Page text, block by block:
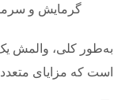
گرمایش و
به‌طور کلی، والمش
است که مزایای